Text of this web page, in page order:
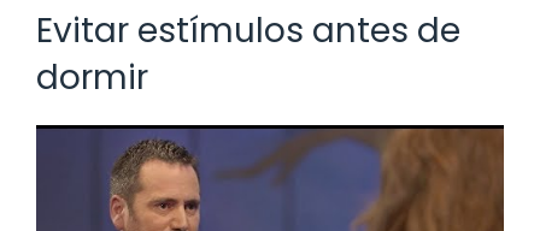
Evitar estímulos antes de
dormir